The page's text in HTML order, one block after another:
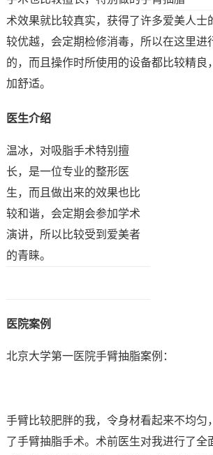
术效果就比较真实，获得了许多爱美人士
较优越，会定期检修消毒，所以在这里进
的，而且操作时所使用的设备都比较精良
加舒适。
医生介绍
温冰，对吸脂手术特别擅
长，是一位专业的整形医
生，而且做出来的效果也比
较和谐，会定期会参加学术
演讲，所以比较受到爱美者
的青睐。
医院案例
北京大学第一医院手臂抽脂案例：
手臂比较肥胖的我，令身材看起来不均匀
了手臂抽脂手术。术前医生对我进行了全